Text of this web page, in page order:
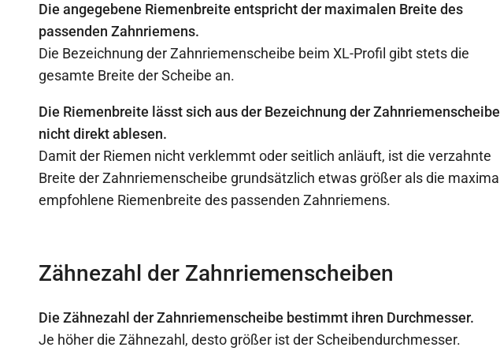
Die angegebene Riemenbreite entspricht der maximalen Breite des
passenden Zahnriemens.
Die Bezeichnung der Zahnriemenscheibe beim XL-Profil gibt stets die
gesamte Breite der Scheibe an.
Die Riemenbreite lässt sich aus der Bezeichnung der Zahnriemenscheibe
nicht direkt ablesen.
Damit der Riemen nicht verklemmt oder seitlich anläuft, ist die verzahnte
Breite der Zahnriemenscheibe grundsätzlich etwas größer als die maximal
empfohlene Riemenbreite des passenden Zahnriemens.
Zähnezahl der Zahnriemenscheiben
Die Zähnezahl der Zahnriemenscheibe bestimmt ihren Durchmesser.
Je höher die Zähnezahl, desto größer ist der Scheibendurchmesser.